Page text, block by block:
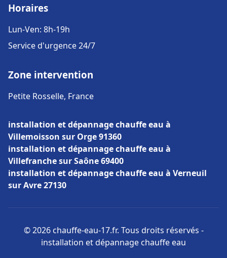
Horaires
Lun-Ven: 8h-19h
Service d'urgence 24/7
Zone intervention
Petite Rosselle, France
installation et dépannage chauffe eau à
Villemoisson sur Orge 91360
installation et dépannage chauffe eau à
Villefranche sur Saône 69400
installation et dépannage chauffe eau à Verneuil
sur Avre 27130
© 2026 chauffe-eau-17.fr. Tous droits réservés -
installation et dépannage chauffe eau